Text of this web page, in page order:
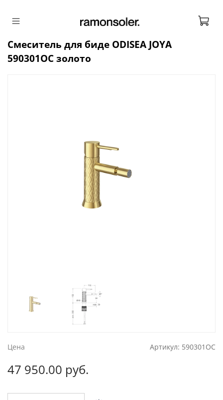
Цена Артикул: 590301OC
Смеситель для биде ODISEA JOYA
590301OC золото
47 950.00 руб.